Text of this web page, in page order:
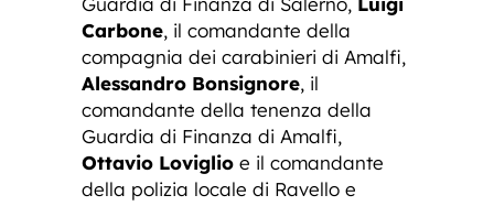
Carbone, il comandante della
compagnia dei carabinieri di Amalfi,
Alessandro Bonsignore, il
comandante della tenenza della
Guardia di Finanza di Amalfi,
Ottavio Loviglio e il comandante
della polizia locale di Ravello e